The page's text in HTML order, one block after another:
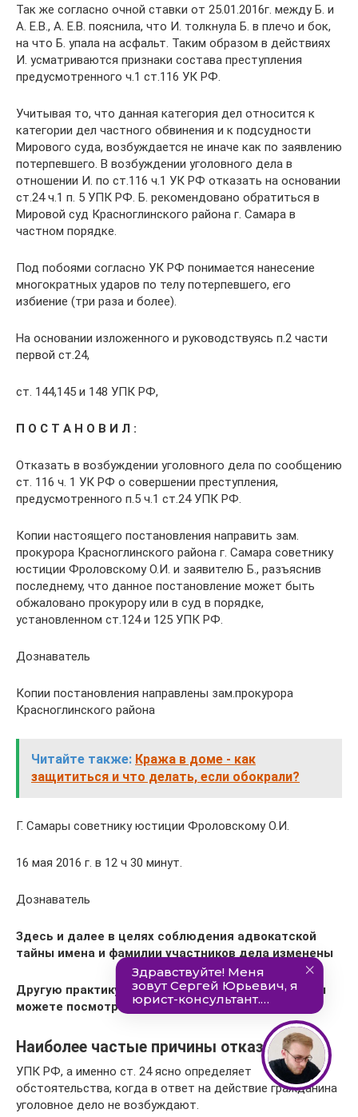
Так же согласно очной ставки от 25.01.2016г. между Б. и
А. Е.В., А. Е.В. пояснила, что И. толкнула Б. в плечо и бок,
на что Б. упала на асфальт. Таким образом в действиях
И. усматриваются признаки состава преступления
предусмотренного ч.1 ст.116 УК РФ.
Учитывая то, что данная категория дел относится к
категории дел частного обвинения и к подсудности
Мирового суда, возбуждается не иначе как по заявлению
потерпевшего. В возбуждении уголовного дела в
отношении И. по ст.116 ч.1 УК РФ отказать на основании
ст.24 ч.1 п. 5 УПК РФ. Б. рекомендовано обратиться в
Мировой суд Красноглинского района г. Самара в
частном порядке.
Под побоями согласно УК РФ понимается нанесение
многократных ударов по телу потерпевшего, его
избиение (три раза и более).
На основании изложенного и руководствуясь п.2 части
первой ст.24,
cт. 144,145 и 148 УПК РФ,
П О С Т А Н О В И Л :
Отказать в возбуждении уголовного дела по сообщению
ст. 116 ч. 1 УК РФ о совершении преступления,
предусмотренного п.5 ч.1 ст.24 УПК РФ.
Копии настоящего постановления направить зам.
прокурора Красноглинского района г. Самара советнику
юстиции Фроловскому О.И. и заявителю Б., разъяснив
последнему, что данное постановление может быть
обжаловано прокуpopy или в суд в порядке,
установленном ст.124 и 125 УПК РФ.
Дознаватель
Копии постановления направлены зам.прокурора
Красноглинского района
Читайте также: Кража в доме - как
защититься и что делать, если обокрали?
Г. Самары советнику юстиции Фроловскому О.И.
16 мая 2016 г. в 12 ч 30 минут.
Дознаватель
Здесь и далее в целях соблюдения адвокатской
тайны имена и фамилии участников дела изменены
Другую практику адвоката Анатолия Антонова Вы
можете посмотреть в открытом доступе здесь
Наиболее частые причины отказа
УПК РФ, а именно ст. 24 ясно определяет
обстоятельства, когда в ответ на действие гражданина
уголовное дело не возбуждают.